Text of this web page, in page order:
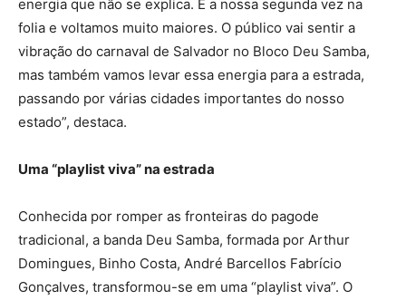
energia que não se explica. É a nossa segunda vez na
folia e voltamos muito maiores. O público vai sentir a
vibração do carnaval de Salvador no Bloco Deu Samba,
mas também vamos levar essa energia para a estrada,
passando por várias cidades importantes do nosso
estado”, destaca.
Uma “playlist viva” na estrada
Conhecida por romper as fronteiras do pagode
tradicional, a banda Deu Samba, formada por Arthur
Domingues, Binho Costa, André Barcellos Fabrício
Gonçalves, transformou-se em uma “playlist viva”. O